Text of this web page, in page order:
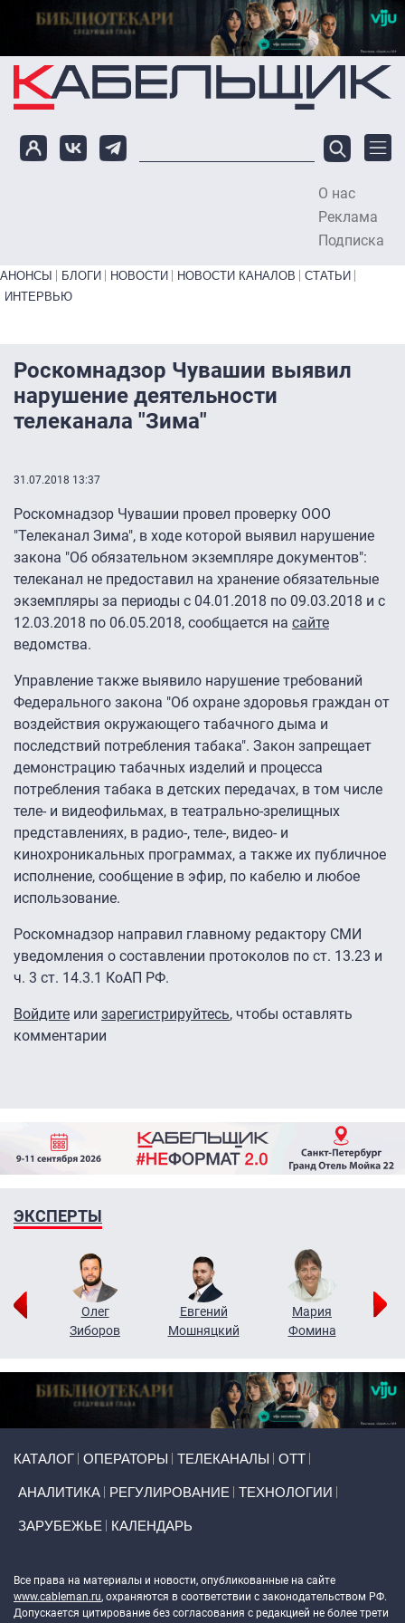
Перейти к основному содержанию
О нас
Реклама
Подписка
Primary links bottom
АНОНСЫ БЛОГИ НОВОСТИ НОВОСТИ КАНАЛОВ
СТАТЬИ
ИНТЕРВЬЮ
Роскомнадзор Чувашии выявил
нарушение деятельности
телеканала "Зима"
31.07.2018 13:37
Роскомнадзор Чувашии провел проверку ООО
"Телеканал Зима", в ходе которой выявил нарушение
закона "Об обязательном экземпляре документов":
телеканал не предоставил на хранение обязательные
экземпляры за периоды с 04.01.2018 по 09.03.2018 и с
12.03.2018 по 06.05.2018, сообщается на сайте
ведомства.
Управление также выявило нарушение требований
Федерального закона "Об охране здоровья граждан от
воздействия окружающего табачного дыма и
последствий потребления табака". Закон запрещает
демонстрацию табачных изделий и процесса
потребления табака в детских передачах, в том числе
теле- и видеофильмах, в театрально-зрелищных
представлениях, в радио-, теле-, видео- и
кинохроникальных программах, а также их публичное
исполнение, сообщение в эфир, по кабелю и любое
использование.
Роскомнадзор направил главному редактору СМИ
уведомления о составлении протоколов по ст. 13.23 и
ч. 3 ст. 14.3.1 КоАП РФ.
Войдите или зарегистрируйтесь, чтобы оставлять
комментарии
ЭКСПЕРТЫ
Олег
Зиборов
Евгений
Мошняцкий
Мария
Фомина
КАТАЛОГ ОПЕРАТОРЫ ТЕЛЕКАНАЛЫ ОТТ
АНАЛИТИКА РЕГУЛИРОВАНИЕ ТЕХНОЛОГИИ
ЗАРУБЕЖЬЕ КАЛЕНДАРЬ
Все права на материалы и новости, опубликованные на сайте
www.cableman.ru, охраняются в соответствии с законодательством РФ.
Допускается цитирование без согласования с редакцией не более трети